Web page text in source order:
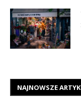
NAJNOWSZE